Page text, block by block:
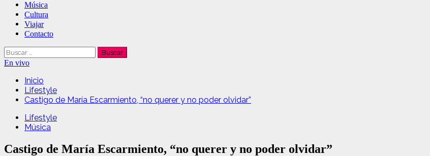
Música
Cultura
Viajar
Contacto
Buscar:
En vivo
Inicio
Lifestyle
Castigo de María Escarmiento, “no querer y no poder olvidar”
Lifestyle
Música
Castigo de María Escarmiento, “no querer y no poder olvidar”